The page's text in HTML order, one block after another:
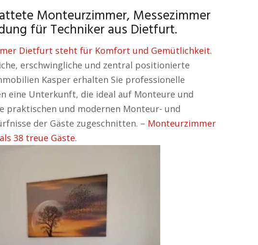
Monteurzimmer, Messezimmer
für Techniker aus Dietfurt.
erschwingliche und zentral positionierte
Kasper erhalten Sie professionelle
eine Unterkunft, die ideal auf Monteure und
praktischen und modernen Monteur- und
der Gäste zugeschnitten. – Monteurzimmer
38 treue Gäste.